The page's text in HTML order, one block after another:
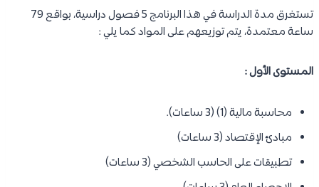
تستغرق مدة الدراسة في هذا البرنامج 5 فصول دراسية، بواقع 79
ساعة معتمدة، يتم توزيعهم على المواد كما يلي :
المستوى الأول :
محاسبة مالية (1) (3 ساعات).
مبادئ الإقتصاد (3 ساعات)
تطبيقات على الحاسب الشخصي (3 ساعات)